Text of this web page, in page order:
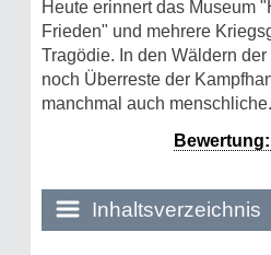
Heute erinnert das Museum
Frieden" und mehrere
Tragödie. In den Wäldern
noch Überreste der
manchmal auch menschliche.
Bewertung:
Inhaltsverzeichnis